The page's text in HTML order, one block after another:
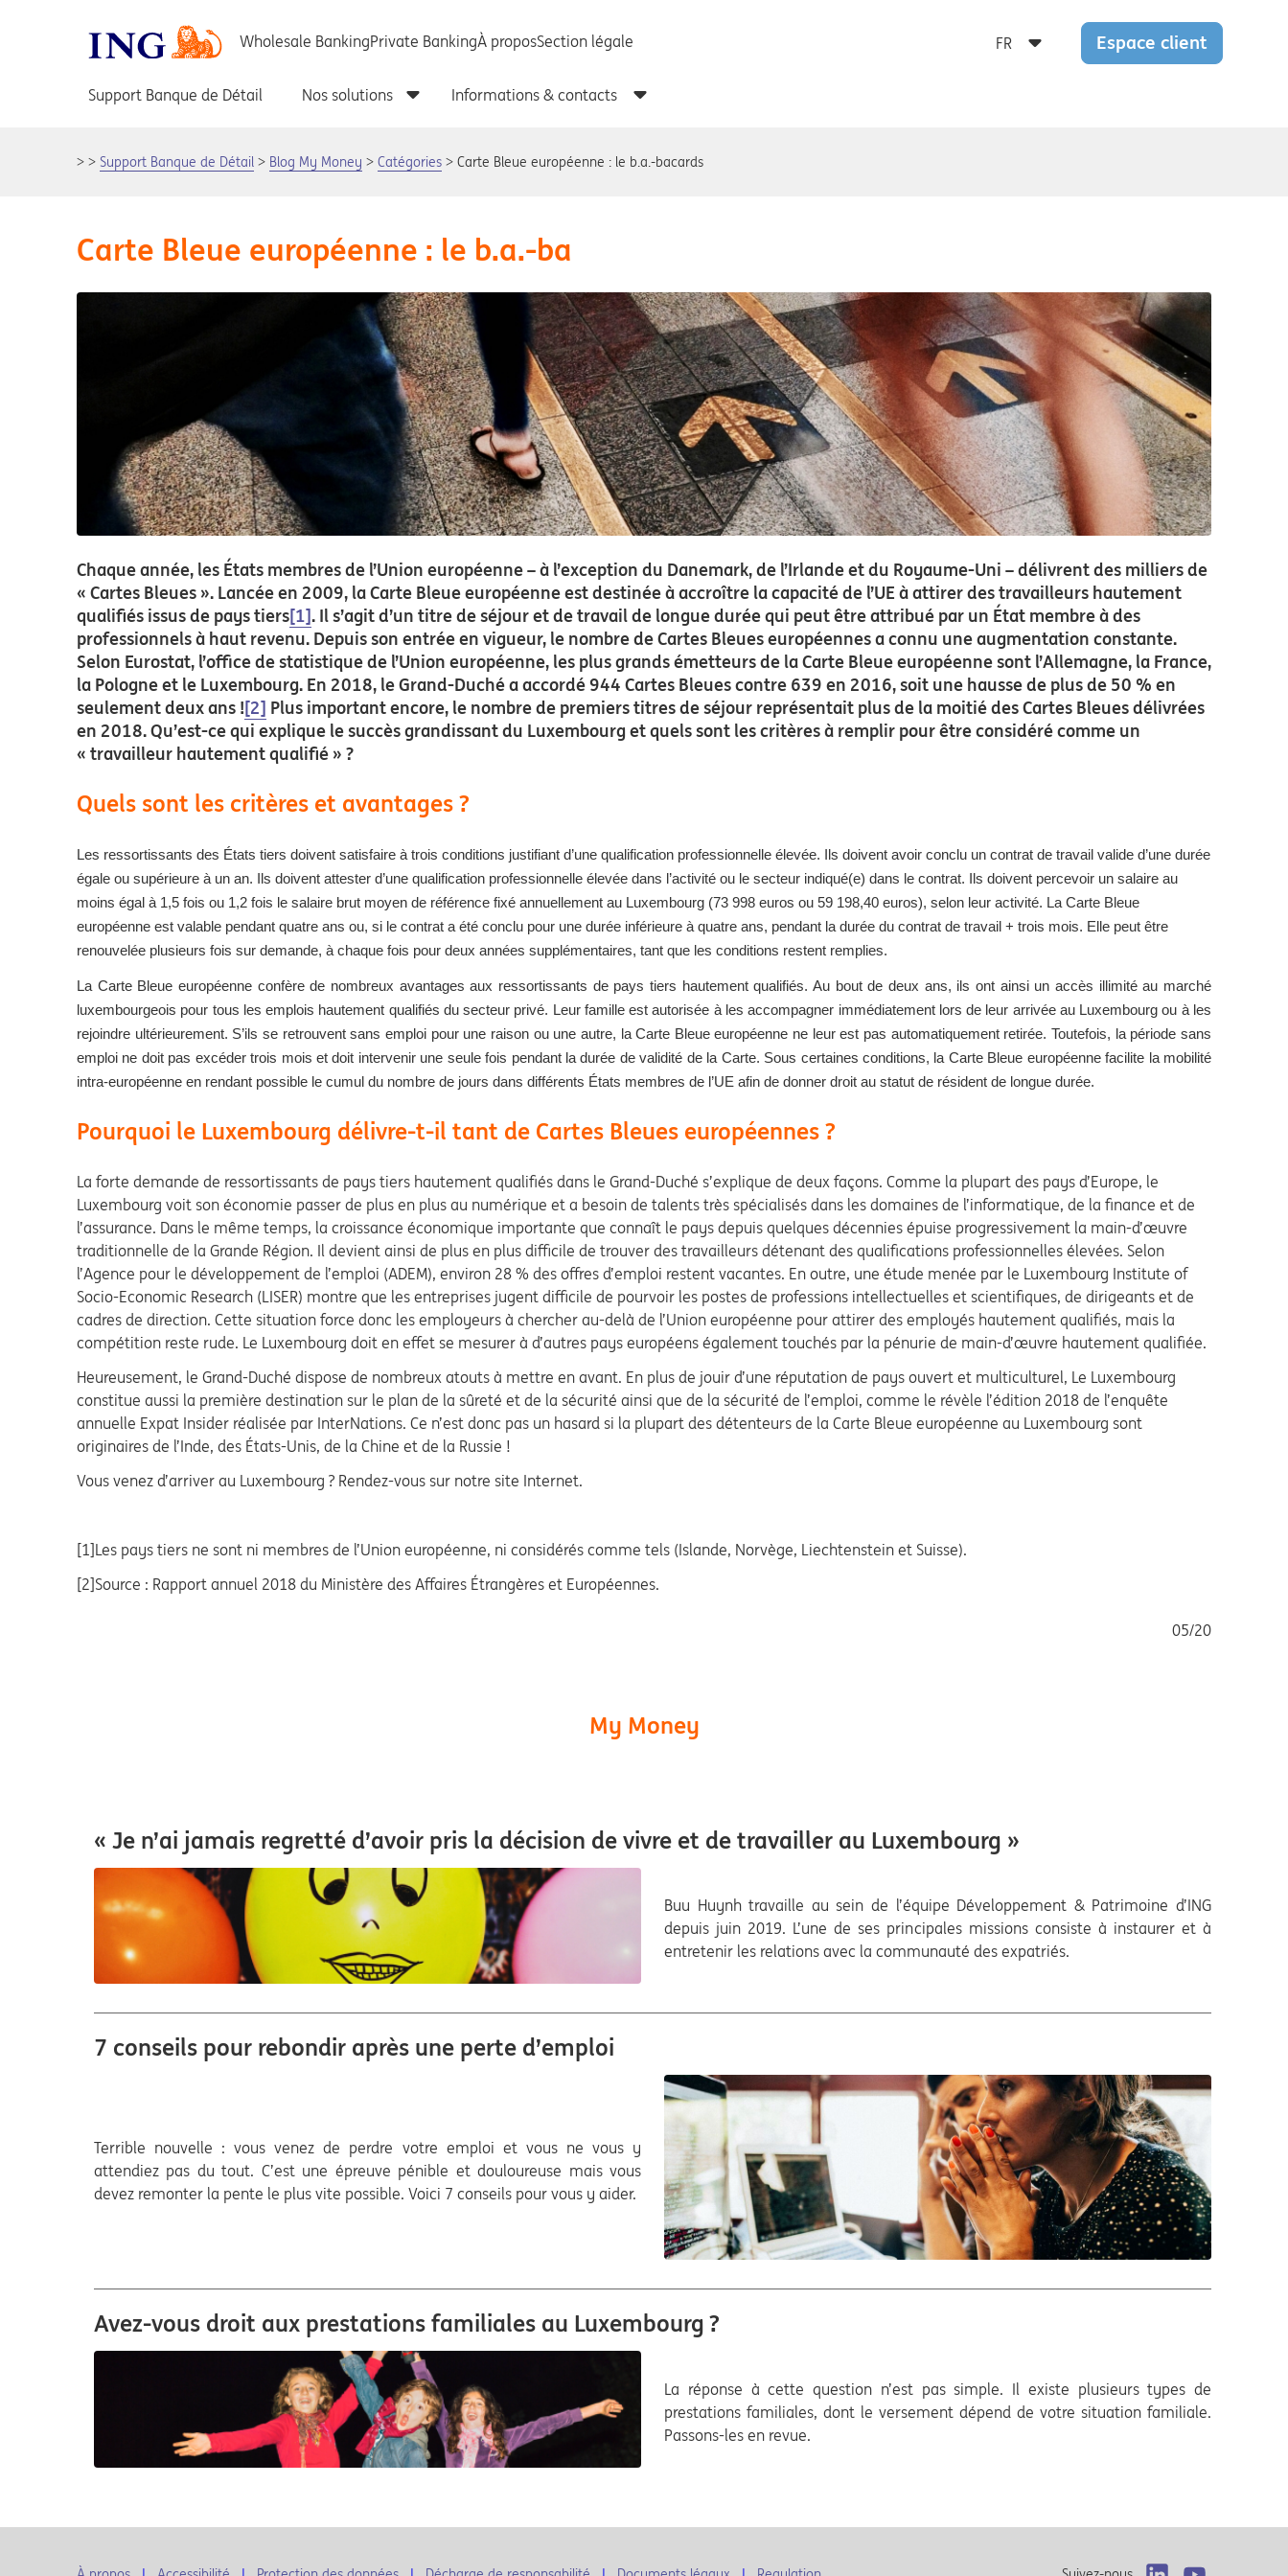
Espace client
Support Banque de Détail Blog My Money Catégories Carte Bleue européenne : le b.a.-bacards
Carte Bleue européenne : le b.a.-ba
Chaque année, les États membres de l’Union européenne – à l’exception du Danemark, de l’Irlande et du Royaume-Uni – délivrent des milliers de
« Cartes Bleues ». Lancée en 2009, la Carte Bleue européenne est destinée à accroître la capacité de l’UE à attirer des travailleurs hautement
qualifiés issus de pays tiers[1]. Il s’agit d’un titre de séjour et de travail de longue durée qui peut être attribué par un État membre à des
professionnels à haut revenu. Depuis son entrée en vigueur, le nombre de Cartes Bleues européennes a connu une augmentation constante.
Selon Eurostat, l’office de statistique de l’Union européenne, les plus grands émetteurs de la Carte Bleue européenne sont l’Allemagne, la France,
la Pologne et le Luxembourg. En 2018, le Grand-Duché a accordé 944 Cartes Bleues contre 639 en 2016, soit une hausse de plus de 50 % en
seulement deux ans ![2] Plus important encore, le nombre de premiers titres de séjour représentait plus de la moitié des Cartes Bleues délivrées
en 2018. Qu’est-ce qui explique le succès grandissant du Luxembourg et quels sont les critères à remplir pour être considéré comme un
« travailleur hautement qualifié » ?
Quels sont les critères et avantages ?
Les ressortissants des États tiers doivent satisfaire à trois conditions justifiant d’une qualification professionnelle élevée. Ils doivent avoir conclu un contrat de travail valide d’une durée
égale ou supérieure à un an. Ils doivent attester d’une qualification professionnelle élevée dans l’activité ou le secteur indiqué(e) dans le contrat. Ils doivent percevoir un salaire au
moins égal à 1,5 fois ou 1,2 fois le salaire brut moyen de référence fixé annuellement au Luxembourg (73 998 euros ou 59 198,40 euros), selon leur activité. La Carte Bleue
européenne est valable pendant quatre ans ou, si le contrat a été conclu pour une durée inférieure à quatre ans, pendant la durée du contrat de travail + trois mois. Elle peut être
renouvelée plusieurs fois sur demande, à chaque fois pour deux années supplémentaires, tant que les conditions restent remplies.
La Carte Bleue européenne confère de nombreux avantages aux ressortissants de pays tiers hautement qualifiés. Au bout de deux ans, ils ont ainsi un accès illimité au marché
luxembourgeois pour tous les emplois hautement qualifiés du secteur privé. Leur famille est autorisée à les accompagner immédiatement lors de leur arrivée au Luxembourg ou à les
rejoindre ultérieurement. S’ils se retrouvent sans emploi pour une raison ou une autre, la Carte Bleue européenne ne leur est pas automatiquement retirée. Toutefois, la période sans
emploi ne doit pas excéder trois mois et doit intervenir une seule fois pendant la durée de validité de la Carte. Sous certaines conditions, la Carte Bleue européenne facilite la mobilité
intra-européenne en rendant possible le cumul du nombre de jours dans différents États membres de l’UE afin de donner droit au statut de résident de longue durée.
Pourquoi le Luxembourg délivre-t-il tant de Cartes Bleues européennes ?
La forte demande de ressortissants de pays tiers hautement qualifiés dans le Grand-Duché s’explique de deux façons. Comme la plupart des pays d’Europe, le
Luxembourg voit son économie passer de plus en plus au numérique et a besoin de talents très spécialisés dans les domaines de l’informatique, de la finance et de
l’assurance. Dans le même temps, la croissance économique importante que connaît le pays depuis quelques décennies épuise progressivement la main-d’œuvre
traditionnelle de la Grande Région. Il devient ainsi de plus en plus difficile de trouver des travailleurs détenant des qualifications professionnelles élevées. Selon
l’Agence pour le développement de l’emploi (ADEM), environ 28 % des offres d’emploi restent vacantes. En outre, une étude menée par le Luxembourg Institute of
Socio-Economic Research (LISER) montre que les entreprises jugent difficile de pourvoir les postes de professions intellectuelles et scientifiques, de dirigeants et de
cadres de direction. Cette situation force donc les employeurs à chercher au-delà de l’Union européenne pour attirer des employés hautement qualifiés, mais la
compétition reste rude. Le Luxembourg doit en effet se mesurer à d’autres pays européens également touchés par la pénurie de main-d’œuvre hautement qualifiée.
Heureusement, le Grand-Duché dispose de nombreux atouts à mettre en avant. En plus de jouir d’une réputation de pays ouvert et multiculturel, Le Luxembourg
constitue aussi la première destination sur le plan de la sûreté et de la sécurité ainsi que de la sécurité de l’emploi, comme le révèle l’édition 2018 de l’enquête
annuelle Expat Insider réalisée par InterNations. Ce n’est donc pas un hasard si la plupart des détenteurs de la Carte Bleue européenne au Luxembourg sont
originaires de l’Inde, des États-Unis, de la Chine et de la Russie !
Vous venez d’arriver au Luxembourg ? Rendez-vous sur notre site Internet.
[1]Les pays tiers ne sont ni membres de l’Union européenne, ni considérés comme tels (Islande, Norvège, Liechtenstein et Suisse).
[2]Source : Rapport annuel 2018 du Ministère des Affaires Étrangères et Européennes.
05/20
My Money
« Je n’ai jamais regretté d’avoir pris la décision de vivre et de travailler au Luxembourg »
Buu Huynh travaille au sein de l’équipe Développement & Patrimoine d’ING
depuis juin 2019. L’une de ses principales missions consiste à instaurer et à
entretenir les relations avec la communauté des expatriés.
7 conseils pour rebondir après une perte d’emploi
Terrible nouvelle : vous venez de perdre votre emploi et vous ne vous y
attendiez pas du tout. C’est une épreuve pénible et douloureuse mais vous
devez remonter la pente le plus vite possible. Voici 7 conseils pour vous y aider.
Avez-vous droit aux prestations familiales au Luxembourg ?
La réponse à cette question n’est pas simple. Il existe plusieurs types de
prestations familiales, dont le versement dépend de votre situation familiale.
Passons-les en revue.